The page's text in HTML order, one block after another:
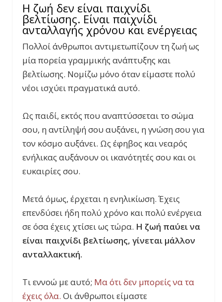
Η ζωή δεν είναι παιχνίδι
βελτίωσης. Είναι παιχνίδι
ανταλλαγής χρόνου και ενέργειας
Πολλοί άνθρωποι αντιμετωπίζουν τη ζωή ως
μία πορεία γραμμικής ανάπτυξης και
βελτίωσης. Νομίζω μόνο όταν είμαστε πολύ
νέοι ισχύει πραγματικά αυτό.
Ως παιδί, εκτός που αναπτύσσεται το σώμα
σου, η αντίληψή σου αυξάνει, η γνώση σου για
τον κόσμο αυξάνει. Ως έφηβος και νεαρός
ενήλικας αυξάνουν οι ικανότητές σου και οι
ευκαιρίες σου.
Μετά όμως, έρχεται η ενηλικίωση. Έχεις
επενδύσει ήδη πολύ χρόνο και πολύ ενέργεια
σε όσα έχεις χτίσει ως τώρα. Η ζωή παύει να
είναι παιχνίδι βελτίωσης, γίνεται μάλλον
ανταλλακτική.
Τι εννοώ με αυτό; Μα ότι δεν μπορείς να τα
έχεις όλα. Οι άνθρωποι είμαστε